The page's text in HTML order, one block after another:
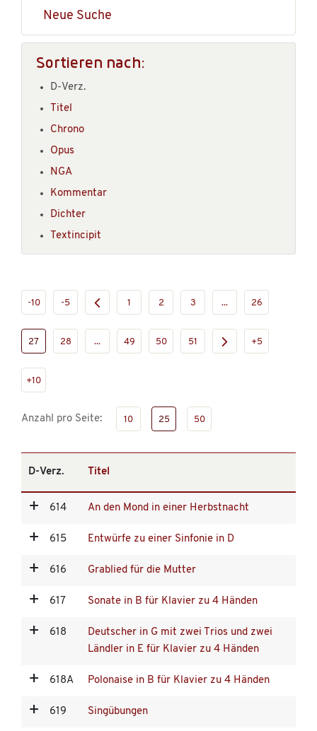
Neue Suche
Sortieren nach:
D-Verz.
Titel
Chrono
Opus
NGA
Kommentar
Dichter
Textincipit
-10 -5 1 2 3 ... 26
27 28 ... 49 50 51 +5
+10
Anzahl pro Seite: 10 25 50
D-Verz. Titel
614 An den Mond in einer Herbstnacht
615 Entwürfe zu einer Sinfonie in D
616 Grablied für die Mutter
617 Sonate in B für Klavier zu 4 Händen
618
Deutscher in G mit zwei Trios und zwei
Ländler in E für Klavier zu 4 Händen
618A Polonaise in B für Klavier zu 4 Händen
619 Singübungen